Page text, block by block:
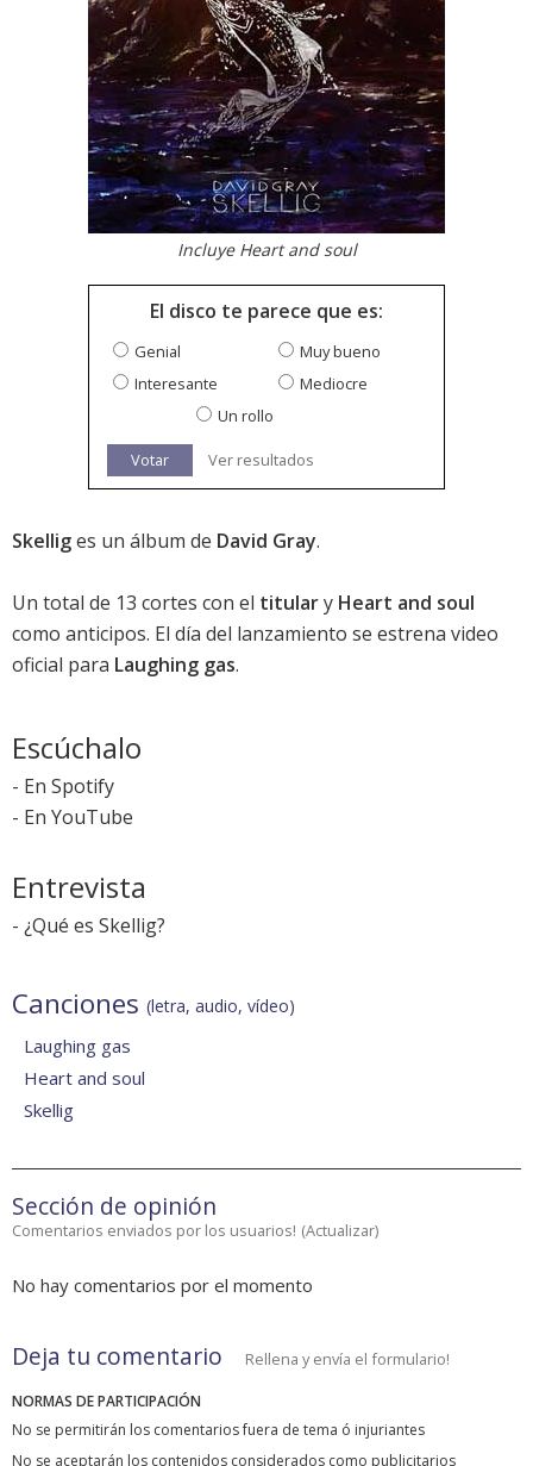
Incluye Heart and soul
El disco te parece que es:
Genial
Muy bueno
Interesante
Mediocre
Un rollo
Votar Ver resultados
Skelliges un álbum de David Gray.
Un total de 13 cortes con el titulary Heart and soul
como anticipos. El día del lanzamiento se estrena video
oficial para Laughing gas.
Escúchalo
- En Spotify
- En YouTube
Entrevista
- ¿Qué es Skellig?
Canciones (letra, audio, vídeo)
Laughing gas
Heart and soul
Skellig
Sección de opinión
Comentarios enviados por los usuarios! (Actualizar)
No hay comentarios por el momento
Deja tu comentario Rellena y envía el formulario!
NORMAS DE PARTICIPACIÓN
No se permitirán los comentarios fuera de tema ó injuriantes
No se aceptarán los contenidos considerados como publicitarios